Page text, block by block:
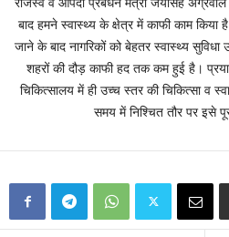
बाद हमने स्वास्थ्य के क्षेत्र में काफी काम किया
जाने के बाद नागरिकों को बेहतर स्वास्थ्य
शहरों की दौड़ काफी हद तक कम हुई है।
चिकित्सालय में ही उच्च स्तर की चिकित्सा व
समय में निश्चित तौर पर इसे